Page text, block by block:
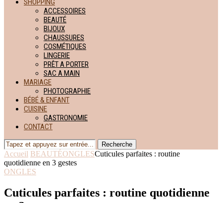
SHOPPING
ACCESSOIRES
BEAUTÉ
BIJOUX
CHAUSSURES
COSMÉTIQUES
LINGERIE
PRÊT A PORTER
SAC A MAIN
MARIAGE
PHOTOGRAPHIE
BÉBÉ & ENFANT
CUISINE
GASTRONOMIE
CONTACT
Recherche
Accueil BEAUTÉONGLESCuticules parfaites : routine
quotidienne en 3 gestes
ONGLES
Cuticules parfaites : routine quotidienne